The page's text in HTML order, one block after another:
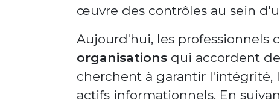
œuvre des contrôles au sein
Aujourd'hui, les professionnels
organisations qui accordent
cherchent à garantir
actifs informationnels. En